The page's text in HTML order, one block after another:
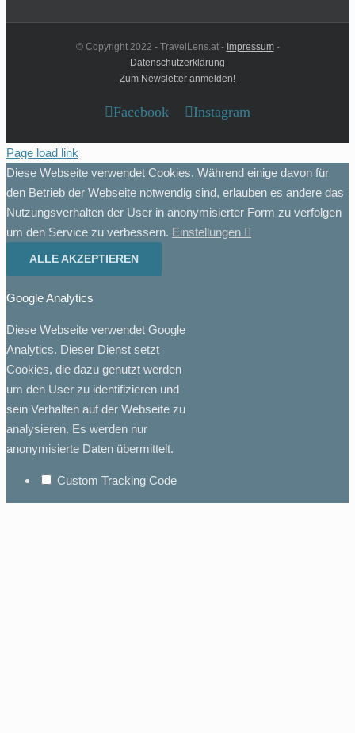
© Copyright 2022 - TravelLens.at - Impressum-
Datenschutzerklärung
Zum Newsletter anmelden!
Facebook Instagram
Page load link
Diese Webseite verwendet Cookies. Während einige davon für
den Betrieb der Webseite notwendig sind, erlauben es andere das
Nutzungsverhalten der User in anonymisierter Form zu verfolgen
um den Service zu verbessern. Einstellungen
ALLE AKZEPTIEREN
Google Analytics
Diese Webseite verwendet Google
Analytics. Dieser Dienst setzt
Cookies, die dazu genutzt werden
um den User zu identifizieren und
sein Verhalten auf der Webseite zu
analysieren. Es werden nur
anonymisierte Daten übermittelt.
Custom Tracking Code